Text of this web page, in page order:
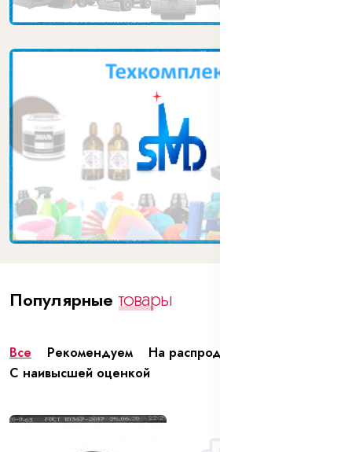
Популярныетовары
Все Рекомендуем На распродаже
С наивысшей оценкой